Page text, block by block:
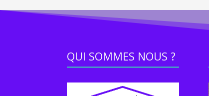
QUI SOMMES NOUS ?